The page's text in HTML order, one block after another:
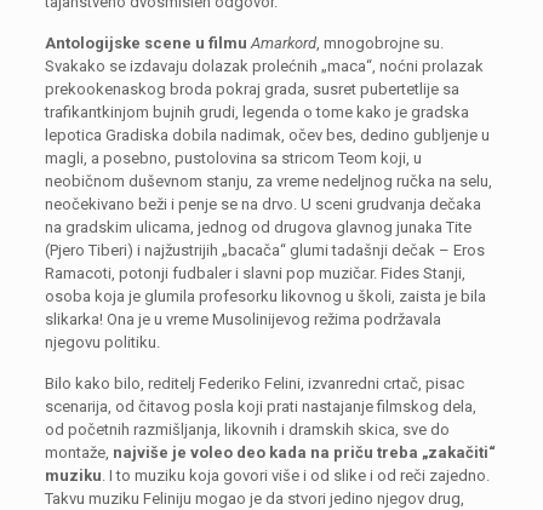
Antologijske scene u filmu Amarkord, mnogobrojne su.
Svakako se izdavaju dolazak prolećnih „maca“, noćni prolazak
prekookenaskog broda pokraj grada, susret pubertetlije sa
trafikantkinjom bujnih grudi, legenda o tome kako je gradska
lepotica Gradiska dobila nadimak, očev bes, dedino gubljenje u
magli, a posebno, pustolovina sa stricom Teom koji, u
neobičnom duševnom stanju, za vreme nedeljnog ručka na selu,
neočekivano beži i penje se na drvo. U sceni grudvanja dečaka
na gradskim ulicama, jednog od drugova glavnog junaka Tite
(Pjero Tiberi) i najžustrijih „bacača“ glumi tadašnji dečak – Eros
Ramacoti, potonji fudbaler i slavni pop muzičar. Fides Stanji,
osoba koja je glumila profesorku likovnog u školi, zaista je bila
slikarka! Ona je u vreme Musolinijevog režima podržavala
njegovu politiku.
Bilo kako bilo, reditelj Federiko Felini, izvanredni crtač, pisac
scenarija, od čitavog posla koji prati nastajanje filmskog dela,
od početnih razmišljanja, likovnih i dramskih skica, sve do
montaže, najviše je voleo deo kada na priču treba „zakačiti“
muziku . I to muziku koja govori više i od slike i od reči zajedno.
Takvu muziku Feliniju mogao je da stvori jedino njegov drug,